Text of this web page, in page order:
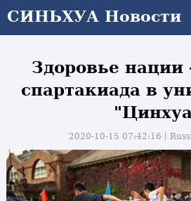
СИНЬХУА Новости
Здоровье нации
спартакиада в
2020-10-15 07:42:16丨